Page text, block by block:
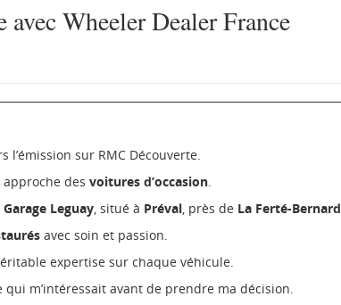
Wheeler Dealer France
l’émission sur RMC Découverte.
des voitures d’occasion.
Garage Leguay, situé à Préval, près de La Ferté-Bernard
avec soin et passion.
expertise sur chaque véhicule.
qui m’intéressait avant de prendre ma décision.